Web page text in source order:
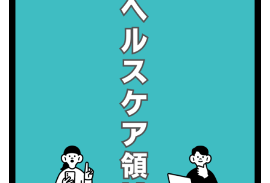
・職場の健康診断実施強化月間
・世界アルツハイマー月間
・健康増進普及月間